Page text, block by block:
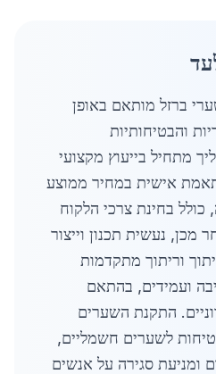
ברזל מותאם באופן
והבטיחותיות
מתחיל בייעוץ מקצועי
אישית במחיר ממוצע
כולל בחינת צרכי הלקוח
מכן, נעשית תכנון וייצור
וריתוך מתקדמות
ועמידים, בהתאם
התקנת השערים
לשערים חשמליים,
ומניעת סגירה על אנשים